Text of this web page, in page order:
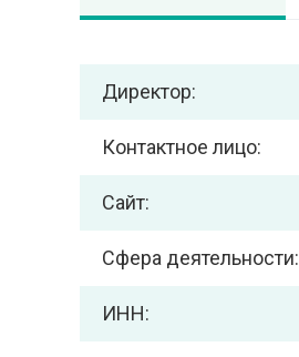
Директор:
Контактное лицо:
Сайт:
Сфера деятельности:
ИНН: